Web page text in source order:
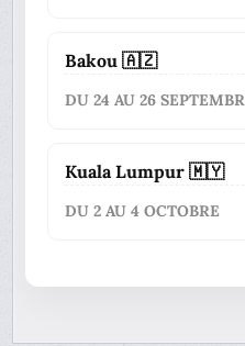
Bakou 🇦🇿
DU 24 AU 26
Kuala Lumpur 🇲🇾
DU 2 AU 4 OCTOBRE